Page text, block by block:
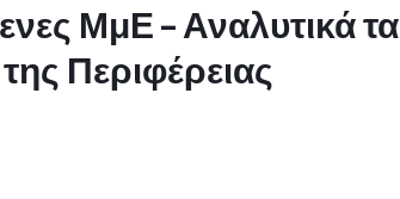
ΜμΕ – Αναλυτικά τα
Περιφέρειας